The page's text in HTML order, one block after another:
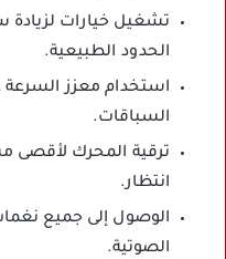
تشغيل خيارات لزيادة
الحدود الطبيعية.
استخدام معزز
السباقات.
انتظار.
الوصول إلى جميع
الصوتية.